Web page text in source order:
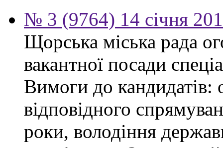
№ 3 (9764) 14 січня
Щорська міська рада
вакантної посади
Вимоги до кандидатів:
відповідного
роки, володіння